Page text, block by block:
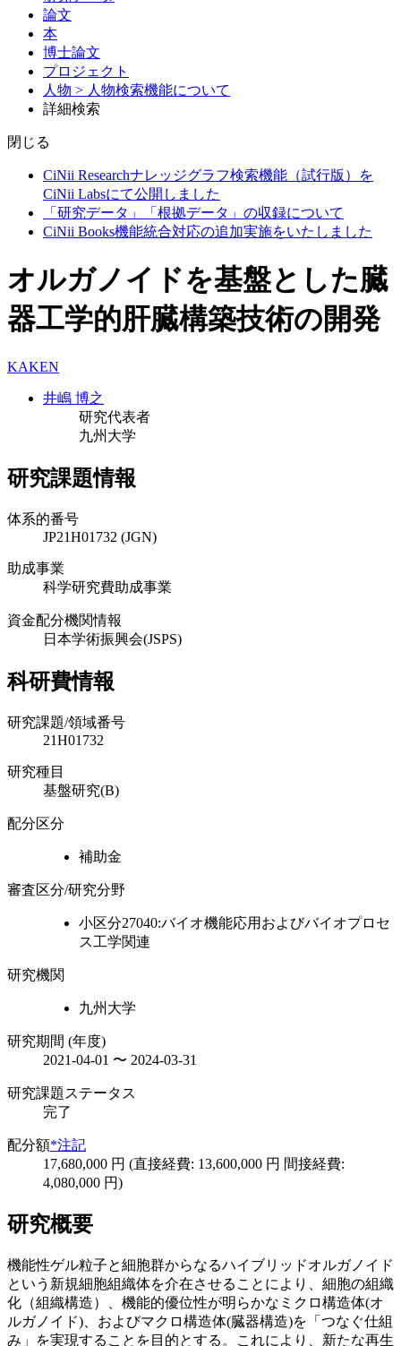
論文
本
博士論文
プロジェクト
人物 > 人物検索機能について
詳細検索
閉じる
CiNii Researchナレッジグラフ検索機能（試行版）を
CiNii Labsにて公開しました
「研究データ」「根拠データ」の収録について
CiNii Books機能統合対応の追加実施をいたしました
オルガノイドを基盤とした臓
器工学的肝臓構築技術の開発
KAKEN
井嶋 博之
研究代表者
九州大学
研究課題情報
体系的番号
JP21H01732 (JGN)
助成事業
科学研究費助成事業
資金配分機関情報
日本学術振興会(JSPS)
科研費情報
研究課題/領域番号
21H01732
研究種目
基盤研究(B)
配分区分
補助金
審査区分/研究分野
小区分27040:バイオ機能応用およびバイオプロセ
ス工学関連
研究機関
九州大学
研究期間 (年度)
2021-04-01 〜 2024-03-31
研究課題ステータス
完了
配分額*注記
17,680,000 円 (直接経費: 13,600,000 円 間接経費:
4,080,000 円)
研究概要
機能性ゲル粒子と細胞群からなるハイブリッドオルガノイド
という新規細胞組織体を介在させることにより、細胞の組織
化（組織構造）、機能的優位性が明らかなミクロ構造体(オ
ルガノイド)、およびマクロ構造体(臓器構造)を「つなぐ仕組
み」を実現することを目的とする。これにより、新たな再生